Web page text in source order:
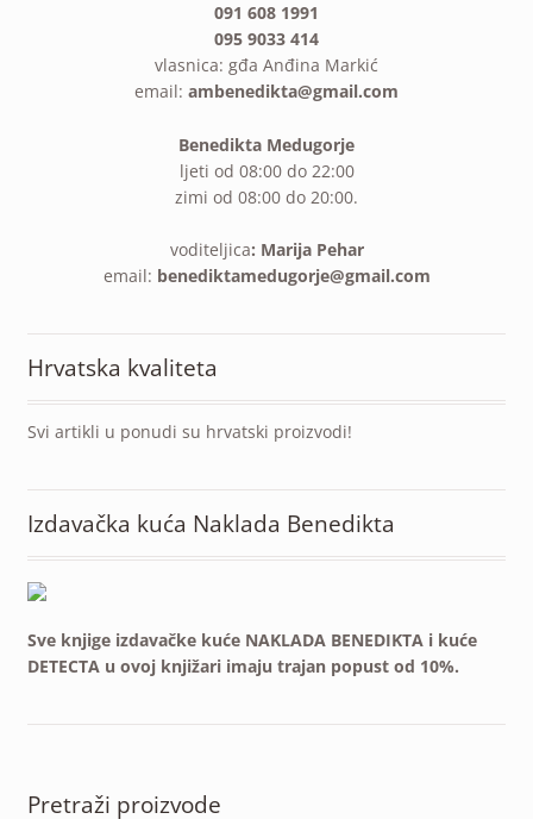
091 608 1991
095 9033 414
vlasnica: gđa Anđina Markić
email: ambenedikta@gmail.com
Benedikta Medugorje
ljeti od 08:00 do 22:00
zimi od 08:00 do 20:00.
voditeljica: Marija Pehar
email: benediktamedugorje@gmail.com
Hrvatska kvaliteta
Svi artikli u ponudi su hrvatski proizvodi!
Izdavačka kuća Naklada Benedikta
Sve knjige izdavačke kuće NAKLADA BENEDIKTA i kuće
DETECTA u ovoj knjižari imaju trajan popust od 10%.
Pretraži proizvode